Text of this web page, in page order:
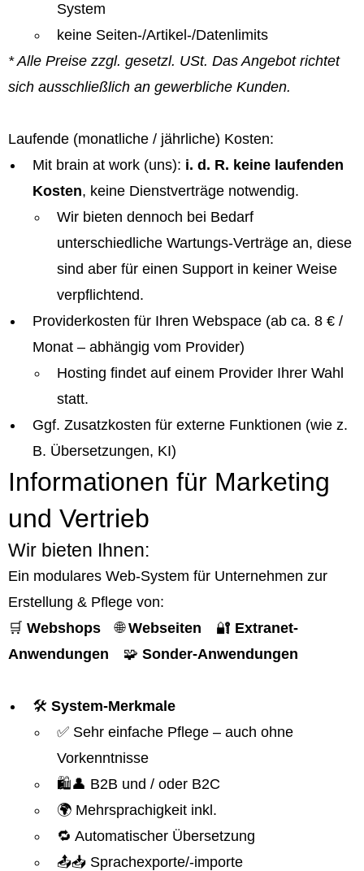
System
keine Seiten-/Artikel-/Datenlimits
* Alle Preise zzgl. gesetzl. USt. Das Angebot richtet
sich ausschließlich an gewerbliche Kunden.
Laufende (monatliche / jährliche) Kosten:
Mit brain at work (uns): i. d. R. keine laufenden
Kosten, keine Dienstverträge notwendig.
Wir bieten dennoch bei Bedarf
unterschiedliche Wartungs-Verträge an, diese
sind aber für einen Support in keiner Weise
verpflichtend.
Providerkosten für Ihren Webspace (ab ca. 8 € /
Monat – abhängig vom Provider)
Hosting findet auf einem Provider Ihrer Wahl
statt.
Ggf. Zusatzkosten für externe Funktionen (wie z.
B. Übersetzungen, KI)
Informationen für Marketing
und Vertrieb
Wir bieten Ihnen:
Ein modulares Web-System für Unternehmen zur
Erstellung & Pflege von:
🛒 Webshops 🌐Webseiten 🔐 Extranet-
Anwendungen 🧩 Sonder-Anwendungen
🛠️ System-Merkmale
✅ Sehr einfache Pflege – auch ohne
Vorkenntnisse
🛍️👤 B2B und / oder B2C
🌍 Mehrsprachigkeit inkl.
🔁 Automatischer Übersetzung
📤📥 Sprachexporte/-importe